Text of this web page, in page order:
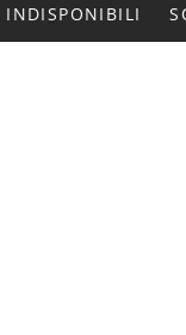
INDISPONIBILI